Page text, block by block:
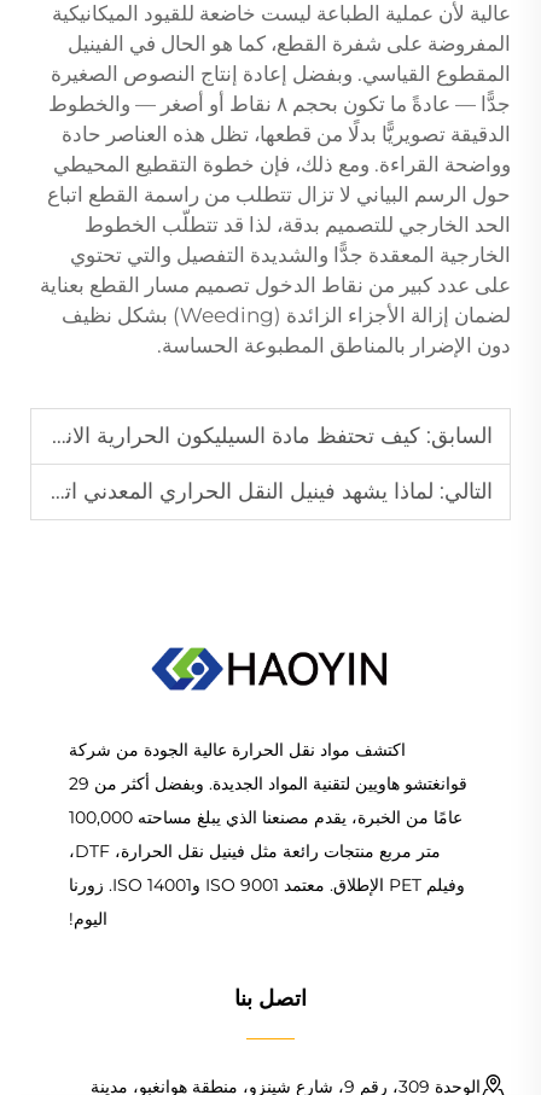
عالية لأن عملية الطباعة ليست خاضعة للقيود الميكانيكية
المفروضة على شفرة القطع، كما هو الحال في الفينيل
المقطوع القياسي. وبفضل إعادة إنتاج النصوص الصغيرة
جدًّا — عادةً ما تكون بحجم ٨ نقاط أو أصغر — والخطوط
الدقيقة تصويريًّا بدلًا من قطعها، تظل هذه العناصر حادة
وواضحة القراءة. ومع ذلك، فإن خطوة التقطيع المحيطي
حول الرسم البياني لا تزال تتطلب من راسمة القطع اتباع
الحد الخارجي للتصميم بدقة، لذا قد تتطلّب الخطوط
الخارجية المعقدة جدًّا والشديدة التفصيل والتي تحتوي
على عدد كبير من نقاط الدخول تصميم مسار القطع بعناية
لضمان إزالة الأجزاء الزائدة (Weeding) بشكل نظيف
دون الإضرار بالمناطق المطبوعة الحساسة.
السابق: كيف تحتفظ مادة السيليكون الحرارية الانتقالية بمرونتها بعد دورات الغسيل المتكررة؟
التالي: لماذا يشهد فينيل النقل الحراري المعدني اتجاهًا متزايدًا في خطوط السلع التجارية الفاخرة؟
اكتشف مواد نقل الحرارة عالية الجودة من شركة
قوانغتشو هاويين لتقنية المواد الجديدة. وبفضل أكثر من 29
عامًا من الخبرة، يقدم مصنعنا الذي يبلغ مساحته 100,000
متر مربع منتجات رائعة مثل فينيل نقل الحرارة، DTF،
وفيلم PET الإطلاق. معتمد ISO 9001 وISO 14001. زورنا
اليوم!
اتصل بنا
الوحدة 309، رقم 9، شارع شينزو، منطقة هوانغبو، مدينة